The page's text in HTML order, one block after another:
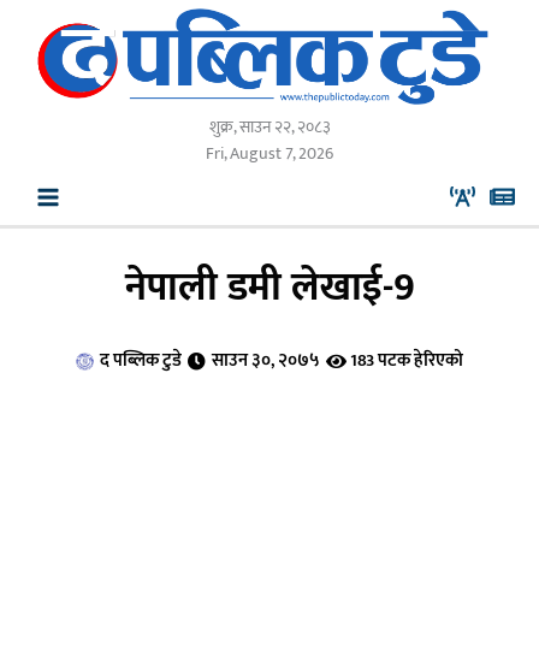
content
शुक्र, साउन २२, २०८३
Fri, August 7, 2026
नेपाली डमी लेखाई-9
द पब्लिक टुडे साउन ३०, २०७५ 183 पटक हेरिएको